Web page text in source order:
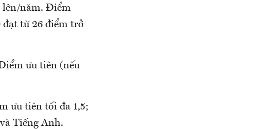
lên/năm. Điểm
từ 26 điểm trở
ưu tiên (nếu
ưu tiên tối đa 1,5;
Tiếng Anh.